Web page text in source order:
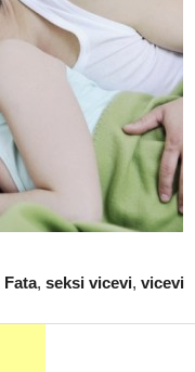
Fata, seksi vicevi, vicevi